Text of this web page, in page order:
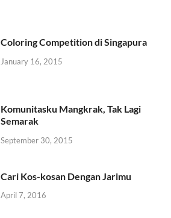
Coloring Competition di Singapura
January 16, 2015
Komunitasku Mangkrak, Tak Lagi
Semarak
September 30, 2015
Cari Kos-kosan Dengan Jarimu
April 7, 2016